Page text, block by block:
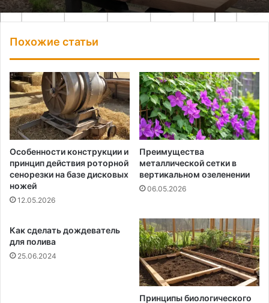
Похожие статьи
Особенности конструкции и
принцип действия роторной
сенорезки на базе дисковых
ножей
12.05.2026
Преимущества
металлической сетки в
вертикальном озеленении
06.05.2026
Как сделать дождеватель
для полива
25.06.2024
Принципы биологического